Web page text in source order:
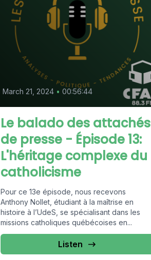
March 21, 2024 • 00:56:44
Le balado des attachés
de presse - Épisode 13:
L'héritage complexe du
catholicisme
Pour ce 13e épisode, nous recevons
Anthony Nollet, étudiant à la maîtrise en
histoire à l’UdeS, se spécialisant dans les
missions catholiques québécoises en...
Listen